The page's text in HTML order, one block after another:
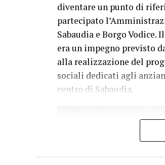
diventare un punto di
partecipato
Sabaudia e Borgo
era un impegno previsto
alla realizzazione del
sociali dedicati agli
centro di Sabaudia.